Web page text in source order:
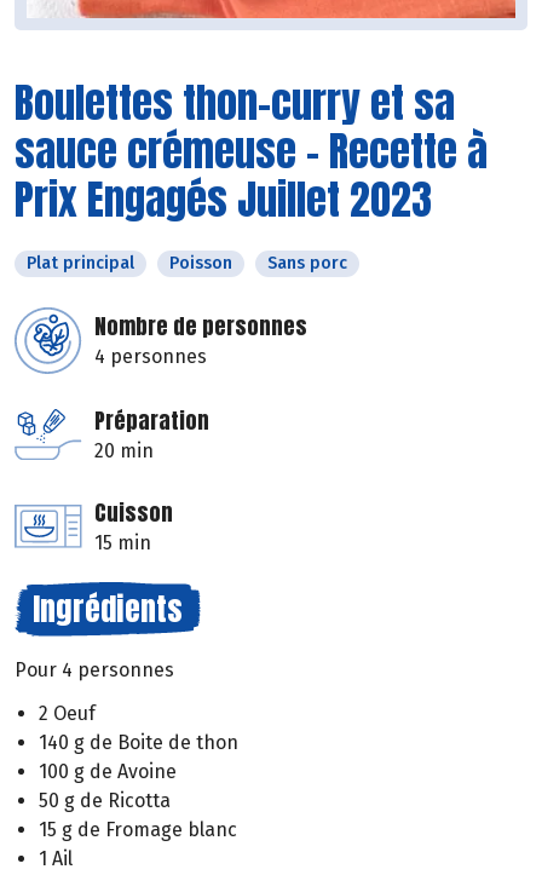
Boulettes thon-curry et sa
sauce crémeuse - Recette à
Prix Engagés Juillet 2023
Plat principal Poisson Sans porc
Nombre de personnes
4 personnes
Préparation
20 min
Cuisson
15 min
Ingrédients
Pour 4 personnes
2 Oeuf
140 g de Boite de thon
100 g de Avoine
50 g de Ricotta
15 g de Fromage blanc
1 Ail